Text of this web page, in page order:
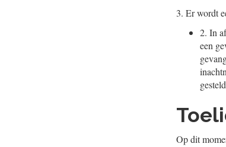
3. Er wordt
2. In
een
Op dit